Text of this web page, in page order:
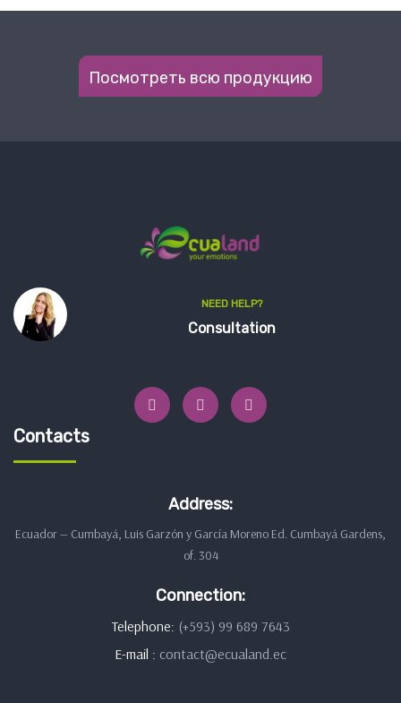
Посмотреть всю продукцию
NEED HELP?
Consultation
Contacts
Address:
Ecuador — Cumbayá, Luis Garzón y García Moreno Ed. Cumbayá Gardens,
of. 304
Connection:
Telephone: (+593) 99 689 7643
E-mail : contact@ecualand.ec